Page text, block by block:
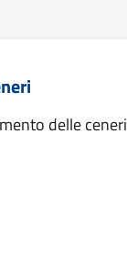
delle ceneri